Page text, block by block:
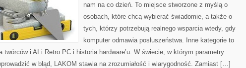
nam na co dzień. To miejsce stworzone z myślą o
osobach, które chcą wybierać świadomie, a także o
tych, którzy potrzebują realnego wsparcia wtedy, gdy
komputer odmawia posłuszeństwa. Inne kategorie to
twórców i AI i Retro PC i historia hardware’u. W świecie, w którym parametry
w błąd, LAKOM stawia na zrozumiałość i wiarygodność. Zamiast […]